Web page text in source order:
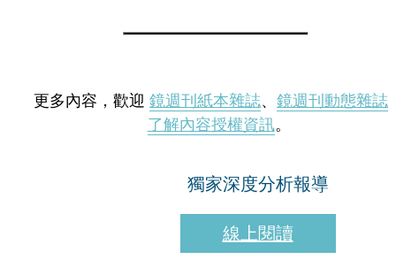
更多內容，歡迎 鏡週刊紙本雜誌、 鏡週刊動態雜誌
了解內容授權資訊。
獨家深度分析報導
線上閱讀